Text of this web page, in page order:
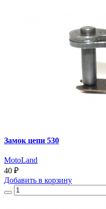
Замок цепи 530
MotoLand
40 ₽
Добавить в корзину